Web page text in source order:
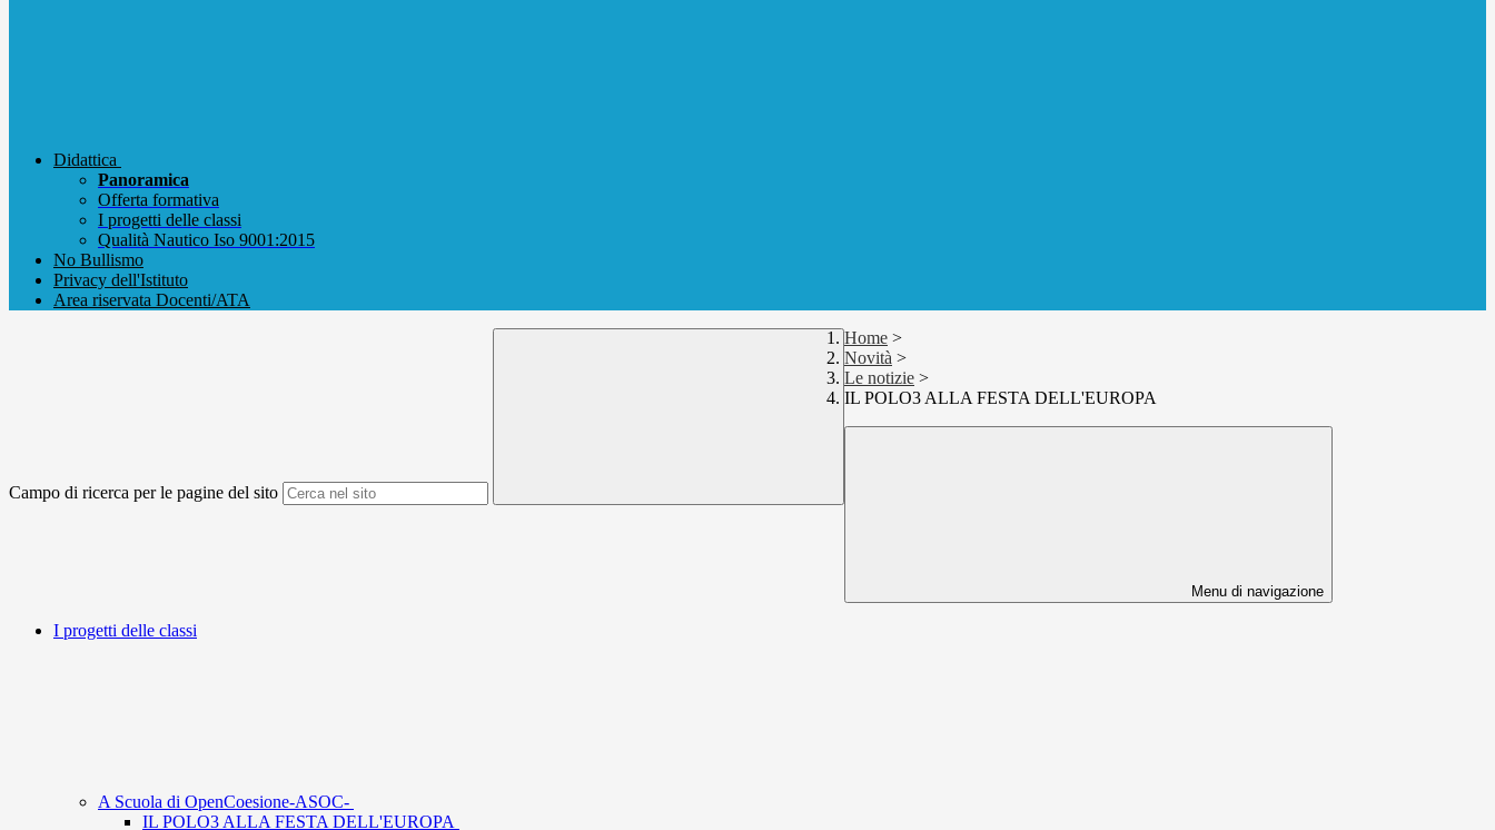
Didattica
Panoramica
Offerta formativa
I progetti delle classi
Qualità Nautico Iso 9001:2015
No Bullismo
Privacy dell'Istituto
Area riservata Docenti/ATA
Campo di ricerca per le pagine del sito
Home >
Novità >
Le notizie >
IL POLO3 ALLA FESTA DELL'EUROPA
Menu di navigazione
I progetti delle classi
A Scuola di OpenCoesione-ASOC-
IL POLO3 ALLA FESTA DELL'EUROPA